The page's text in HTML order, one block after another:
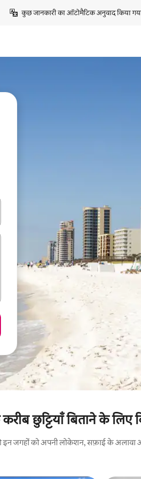
कुछ जानकारी का ऑटोमैटिक अनुवाद किया
नेविगेट करें या टच या फिर स्वाइप जेस्चर का
छुट्टियाँ बिताने के
इन जगहों को अपनी लोकेशन, सफ़ाई के अलावा